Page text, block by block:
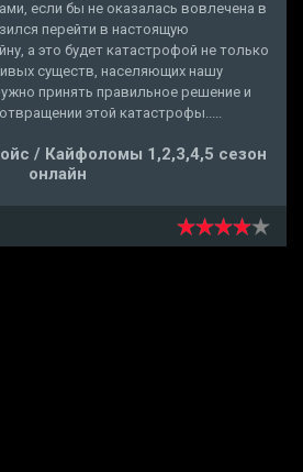
если бы не оказалась вовлечена в
перейти в настоящую
а это будет катастрофой не только
существ, населяющих нашу
принять правильное решение и
этой катастрофы.....
/ Кайфоломы 1,2,3,4,5 сезон
онлайн